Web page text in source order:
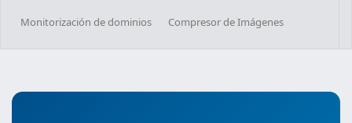
Monitorización de dominios Compresor de Imágenes